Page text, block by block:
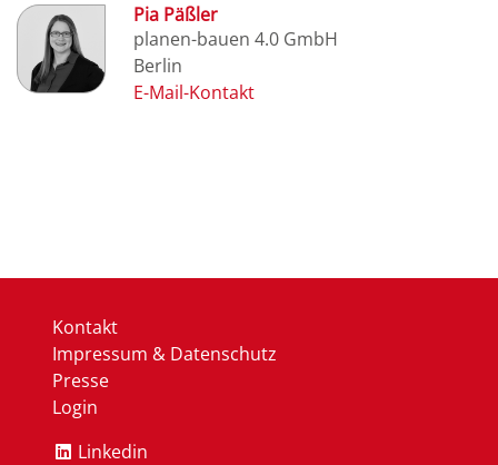
Pia Päßler
planen-bauen 4.0 GmbH
Berlin
Kontakt
Impressum & Datenschutz
Presse
Login
Linkedin